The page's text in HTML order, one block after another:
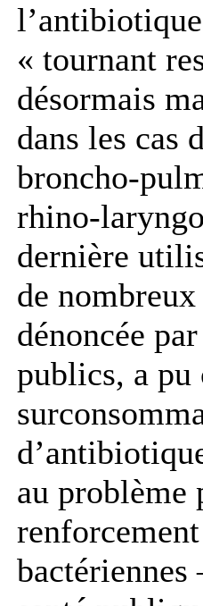
« tournant
désormais
dans les cas
broncho-
rhino-
dernière
de
dénoncée
publics, a pu
au problème